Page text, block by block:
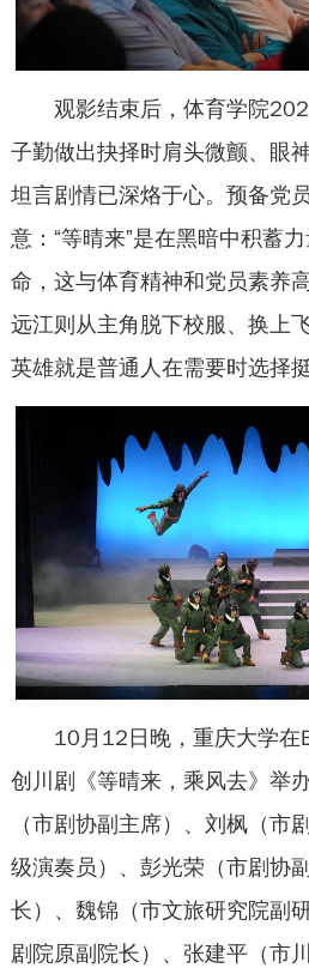
观影结束后，体育学院
子勤做出抉择时肩头微颤、眼
坦言剧情已深烙于心。预备党
意：“等晴来”是在黑暗中积蓄
命，这与体育精神和党员素养
远江则从主角脱下校服、换上
英雄就是普通人在需要时选择挺
10月12日晚，重庆大学在
创川剧《等晴来，乘风去》举
（市剧协副主席）、刘枫（市
级演奏员）、彭光荣（市剧协
长）、魏锦（市文旅研究院副
剧院原副院长）、张建平（市